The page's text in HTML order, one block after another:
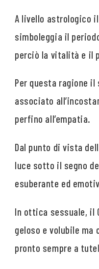
A livello astrologico
simboleggia il
perciò la vitalità e il
Per questa ragione il
associato
perfino all’empatia.
Dal punto di vista
luce sotto il segno
esuberante ed
In ottica sessuale, il
geloso e volubile ma
pronto sempre a